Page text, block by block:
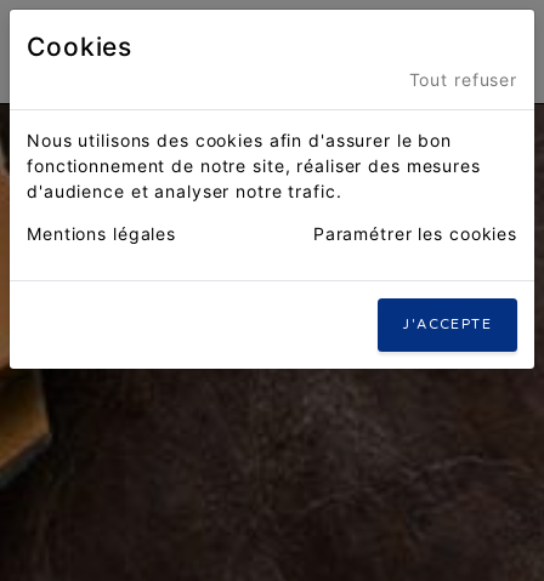
Cookies
Tout refuser
Nous utilisons des cookies afin d'assurer le bon
fonctionnement de notre site, réaliser des mesures
d'audience et analyser notre trafic.
Mentions légales Paramétrer les cookies
J'ACCEPTE